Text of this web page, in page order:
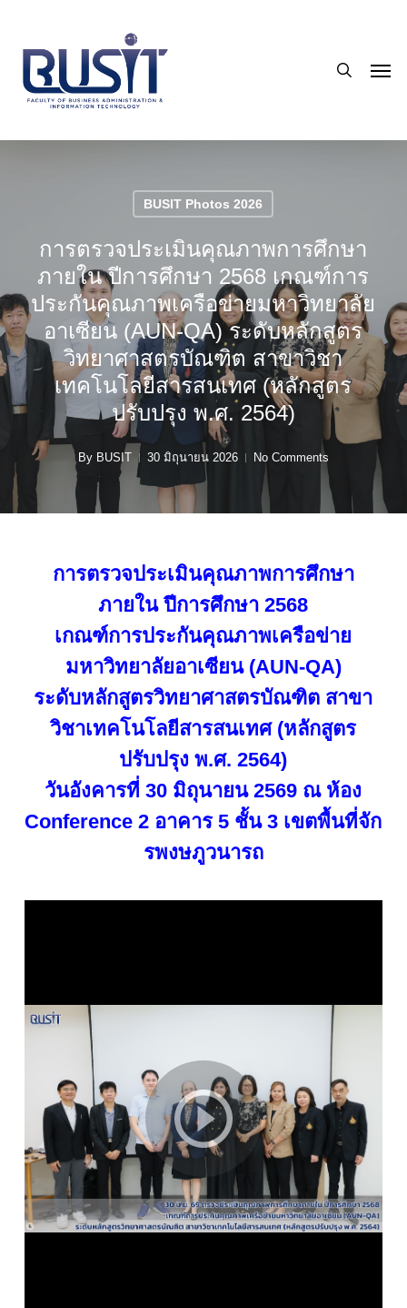
main
content
BUSIT Photos 2026
การตรวจประเมินคุณภาพการศึกษา
ภายใน ปีการศึกษา 2568 เกณฑ์การ
ประกันคุณภาพเครือข่ายมหาวิทยาลัย
อาเซียน (AUN-QA) ระดับหลักสูตร
วิทยาศาสตรบัณฑิต สาขาวิชา
เทคโนโลยีสารสนเทศ (หลักสูตร
ปรับปรุง พ.ศ. 2564)
By BUSIT 30 มิถุนายน 2026 No Comments
การตรวจประเมินคุณภาพการศึกษา
ภายใน ปีการศึกษา 2568
เกณฑ์การประกันคุณภาพเครือข่าย
มหาวิทยาลัยอาเซียน (AUN-QA)
ระดับหลักสูตรวิทยาศาสตรบัณฑิต สาขา
วิชาเทคโนโลยีสารสนเทศ (หลักสูตร
ปรับปรุง พ.ศ. 2564)
วันอังคารที่ 30 มิถุนายน 2569 ณ ห้อง
Conference 2 อาคาร 5 ชั้น 3 เขตพื้นที่จัก
รพงษภูวนารถ